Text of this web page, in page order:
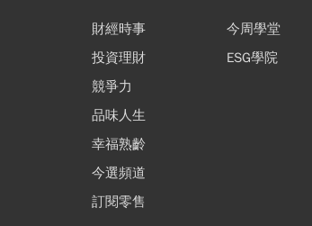
財經時事
投資理財
競爭力
品味人生
幸福熟齡
今選頻道
訂閱零售
今周學堂
ESG學院